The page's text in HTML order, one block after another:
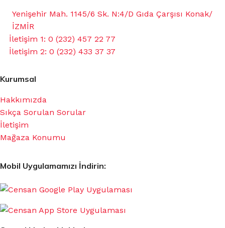
Yenişehir Mah. 1145/6 Sk. N:4/D Gıda Çarşısı Konak/
İZMİR
İletişim 1: 0 (232) 457 22 77
İletişim 2: 0 (232) 433 37 37
Kurumsal
Hakkımızda
Sıkça Sorulan Sorular
İletişim
Mağaza Konumu
Mobil Uygulamamızı İndirin: